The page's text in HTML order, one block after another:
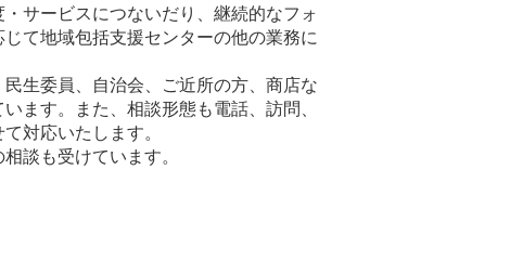
サービスにつないだり、継続的なフォ
て地域包括支援センターの他の業務に
生委員、自治会、ご近所の方、商店な
ます。また、相談形態も電話、訪問、
対応いたします。
談も受けています。